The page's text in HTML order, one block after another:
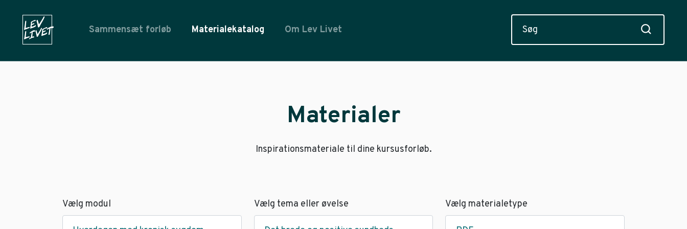
Sammensæt forløb Materialekatalog Om Lev Livet
Materialer
Inspirationsmateriale til dine kursusforløb.
Vælg modul Vælg tema eller øvelse Vælg materialetype